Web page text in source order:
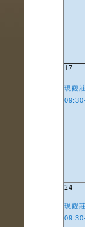
17
現觀
24
現觀